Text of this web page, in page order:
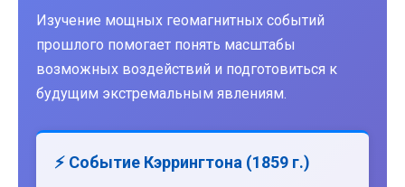
Изучение мощных геомагнитных событий
прошлого помогает понять масштабы
возможных воздействий и подготовиться к
будущим экстремальным явлениям.
⚡ Событие Кэррингтона (1859 г.)